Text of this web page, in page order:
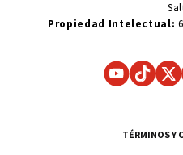
Propiedad Intelectual:
TÉRMINOS Y